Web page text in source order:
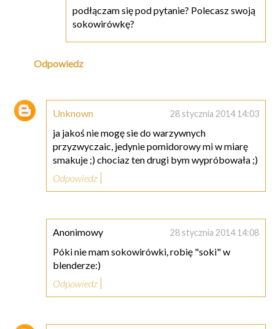
podłączam się pod pytanie? Polecasz swoją
sokowirówkę?
Odpowiedz
Unknown 28 stycznia 2014 14:03
ja jakoś nie mogę sie do warzywnych
przyzwyczaic, jedynie pomidorowy mi w miarę
smakuje ;) chociaz ten drugi bym wypróbowała ;)
Odpowiedz
Anonimowy 28 stycznia 2014 14:08
Póki nie mam sokowirówki, robię "soki" w
blenderze:)
Odpowiedz